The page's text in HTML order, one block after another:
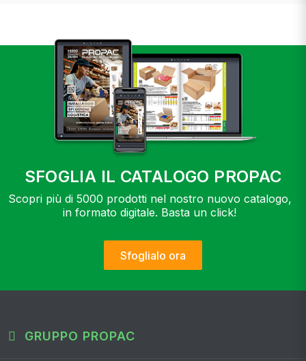
SFOGLIA IL CATALOGO PROPAC
Scopri più di 5000 prodotti nel nostro nuovo catalogo,
in formato digitale. Basta un click!
Sfoglialo ora
GRUPPO PROPAC